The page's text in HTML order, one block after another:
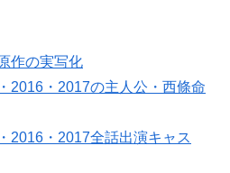
作の実写化
2016・2017の主人公・西條命
2016・2017全話出演キャス